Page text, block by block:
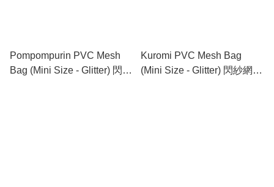
Pompompurin PVC Mesh
Bag (Mini Size - Glitter) 閃紗
Kuromi PVC Mesh Bag
(Mini Size - Glitter) 閃紗網底